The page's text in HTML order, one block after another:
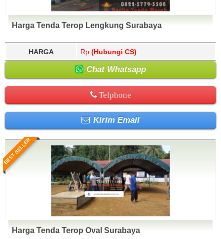
Harga Tenda Terop Lengkung Surabaya
HARGA Rp. (Hubungi CS)
Chat Whatsapp
Telphone
Kirim Email
BEST SELLER
Harga Tenda Terop Oval Surabaya